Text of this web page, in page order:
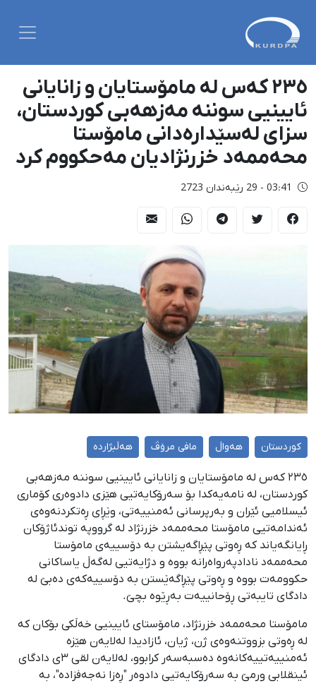
٢٣٥ کەس لە مامۆستایان و زانایانی
ئایینیی سوننە مەزهەبی کوردستان،
سزای لەسێدارەدانی مامۆستا
محەممەد خزرنژادیان مەحکووم کرد
03:41 - 29 رێبەندان 2723
کوردستان هەواڵ مافی مرۆڤ هەڵبژاردە
٢٣٥ کەس لە مامۆستایان و زانایانی ئایینیی سوننە مەزهەبی
کوردستان، لە نامەیەکدا بۆ سەرۆکایەتیی هێزی دادوەری کۆماری
ئیسلامیی ئێران و بەرپرسانی ئەمنییەتی، وێڕای ڕەتکردنەوەی
ئەندامەتیی مامۆستا محەممەد خزرنژاد لە گرووپە توندئاژۆکان
ڕایانگەیاند کە ڕەوتی پێڕاگەیشتن بە دۆسییەی مامۆستا
محەممەد نادادپەرواەرانە بووە و دژایەتیی لەگەڵ یاساکانی
حکوومەت بووە و ڕەوتی پێڕاگەێستن بە دۆسییەکەی دەبێ لە
دادگای تایبەتی ڕۆحانییەت بەڕێوە بچێ.
مامۆستا محەممەد خزرنژاد، مامۆستای ئایینیی خەڵکی بۆکان کە
لە ڕەوتی بزووتنەوەی ژن، ژیان، ئازادیدا لەلایەن هێزە
ئەمنییەتییەکانەوە دەسبەسەر کرابوو، لەلایەن لقی ٣ی دادگای
ئینقلابی ورمێ بە سەرۆکایەتیی دادوەر "ڕەزا نەجەفزادە"، بە